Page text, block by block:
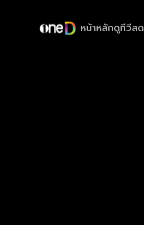
หน้าหลักดูทีวีสด